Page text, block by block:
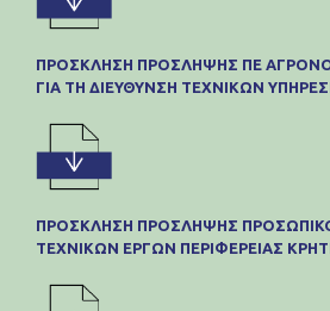
ΠΡΟΣΚΛΗΣΗ ΠΡΟΣΛΗΨΗΣ ΠΕ
ΓΙΑ ΤΗ ΔΙΕΥΘΥΝΣΗ ΤΕΧΝΙΚΩΝ
ΠΡΟΣΚΛΗΣΗ ΠΡΟΣΛΗΨΗΣ
ΤΕΧΝΙΚΩΝ ΕΡΓΩΝ ΠΕΡΙΦΕΡΕΙΑΣ